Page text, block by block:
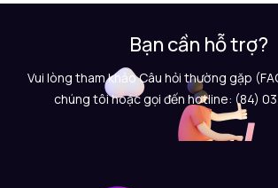
Bạn cần hỗ trợ?
Vui lòng tham khảo Câu hỏi thường gặp
chúng tôi hoặc gọi đến hotline: (84)